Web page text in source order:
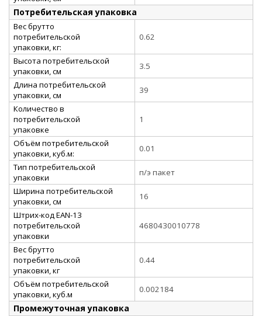
Потребительская упаковка
Вес брутто
потребительской
упаковки, кг:
0.62
Высота потребительской
упаковки, см
3.5
Длина потребительской
упаковки, см
39
Количество в
потребительской
упаковке
1
Объём потребительской
упаковки, куб.м:
0.01
Тип потребительской
упаковки
п/э пакет
Ширина потребительской
упаковки, см
16
Штрих-код EAN-13
потребительской
упаковки
4680430010778
Вес брутто
потребительской
упаковки, кг
0.44
Объём потребительской
упаковки, куб.м
0.002184
Промежуточная упаковка